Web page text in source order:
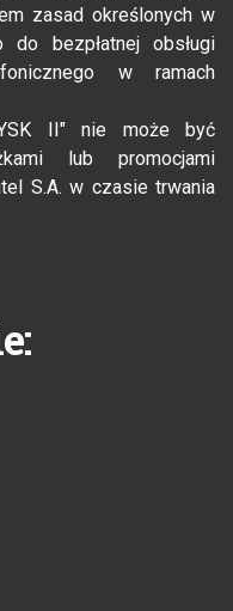
zasad określonych w
bezpłatnej obsługi
w ramach
II" nie może być
lub promocjami
S.A. w czasie trwania